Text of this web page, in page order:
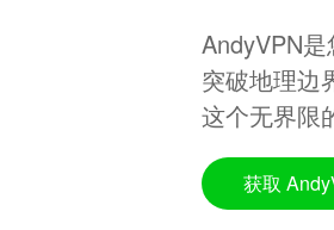
AndyVPN
突破地理边
这个无界限
获取